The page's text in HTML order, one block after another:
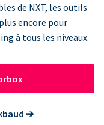
de NXT, les outils
encore pour
à tous les niveaux.
➔